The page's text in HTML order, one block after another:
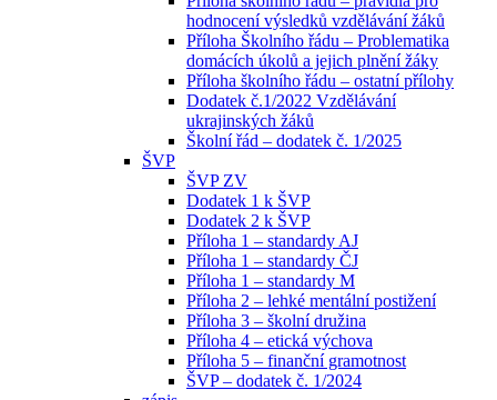
hodnocení výsledků vzdělávání žáků
Příloha Školního řádu – Problematika
domácích úkolů a jejich plnění žáky
Příloha školního řádu – ostatní přílohy
Dodatek č.1/2022 Vzdělávání
ukrajinských žáků
Školní řád – dodatek č. 1/2025
ŠVP
ŠVP ZV
Dodatek 1 k ŠVP
Dodatek 2 k ŠVP
Příloha 1 – standardy AJ
Příloha 1 – standardy ČJ
Příloha 1 – standardy M
Příloha 2 – lehké mentální postižení
Příloha 3 – školní družina
Příloha 4 – etická výchova
Příloha 5 – finanční gramotnost
ŠVP – dodatek č. 1/2024